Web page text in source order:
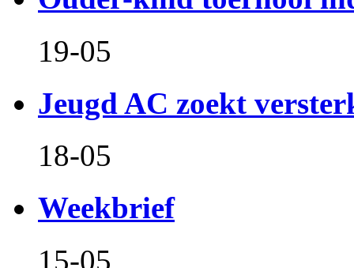
19-05
Jeugd AC zoekt
18-05
Weekbrief
15-05